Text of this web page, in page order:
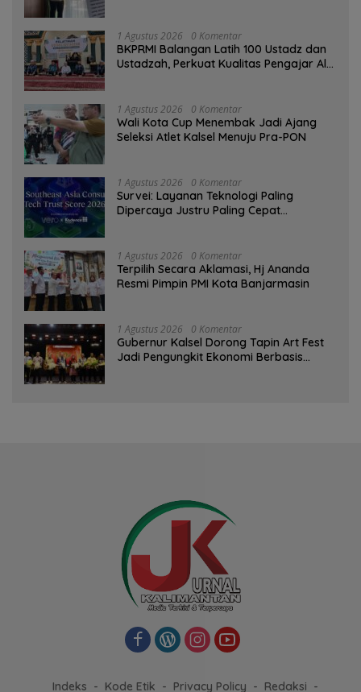
1 Agustus 2026 0 Komentar
BKPRMI Balangan Latih 100 Ustadz dan
Ustadzah, Perkuat Kualitas Pengajar Al-
1 Agustus 2026 0 Komentar
Wali Kota Cup Menembak Jadi Ajang
Seleksi Atlet Kalsel Menuju Pra-PON
1 Agustus 2026 0 Komentar
Survei: Layanan Teknologi Paling
Dipercaya Justru Paling Cepat
1 Agustus 2026 0 Komentar
‎Terpilih Secara Aklamasi, Hj Ananda
Resmi Pimpin PMI Kota Banjarmasin
1 Agustus 2026 0 Komentar
Gubernur Kalsel Dorong Tapin Art Fest
Jadi Pengungkit Ekonomi Berbasis
Indeks Kode Etik Privacy Policy Redaksi